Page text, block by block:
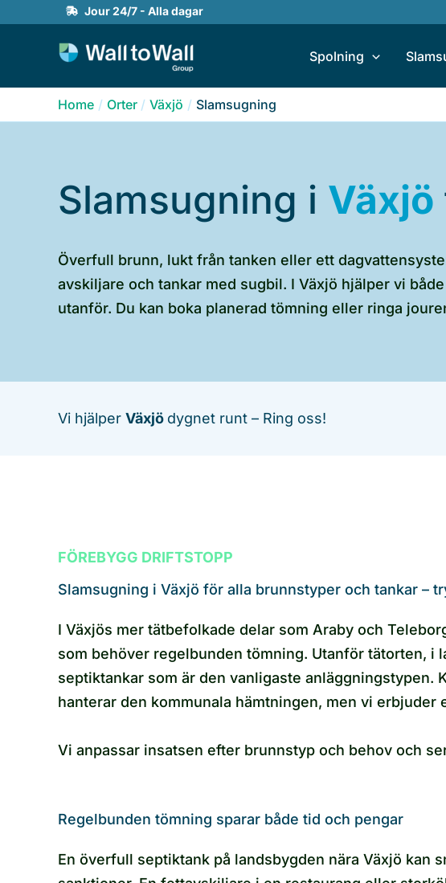
Jour 24/7 - Alla dagar
Spolning
Home Orter Växjö Slamsugning
Slamsugning i Växjö
Överfull brunn, lukt från tanken eller ett
avskiljare och tankar med sugbil. I Växjö hjälper vi
utanför. Du kan boka planerad tömning eller ringa
Vi hjälper Växjö dygnet runt – Ring oss!
FÖREBYGG DRIFTSTOPP
Slamsugning i Växjö för alla brunnstyper och tankar –
I Växjös mer tätbefolkade delar som Araby och
som behöver regelbunden tömning. Utanför tätorten, i
septiktankar som är den vanligaste anläggningstypen.
hanterar den kommunala hämtningen, men vi
Vi anpassar insatsen efter brunnstyp och behov och
Regelbunden tömning sparar både tid och pengar
En överfull septiktank på landsbygden nära Växjö kan